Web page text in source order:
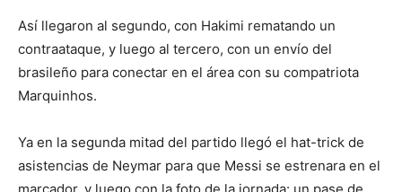
Así llegaron al segundo, con Hakimi rematando un
contraataque, y luego al tercero, con un envío del
brasileño para conectar en el área con su compatriota
Marquinhos.
Ya en la segunda mitad del partido llegó el hat-trick de
asistencias de Neymar para que Messi se estrenara en el